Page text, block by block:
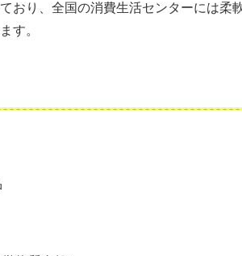
おり、全国の消費生活センターには柔
す。